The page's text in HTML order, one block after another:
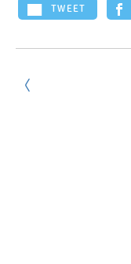
TWEET